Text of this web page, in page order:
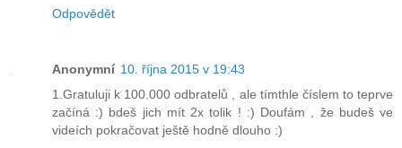
Odpovědět
Anonymní 10. října 2015 v 19:43
1.Gratuluji k 100.000 odbratelů , ale tímthle číslem to teprve
začíná :) bdeš jich mít 2x tolik ! :) Doufám , že budeš ve
videích pokračovat ještě hodně dlouho :)